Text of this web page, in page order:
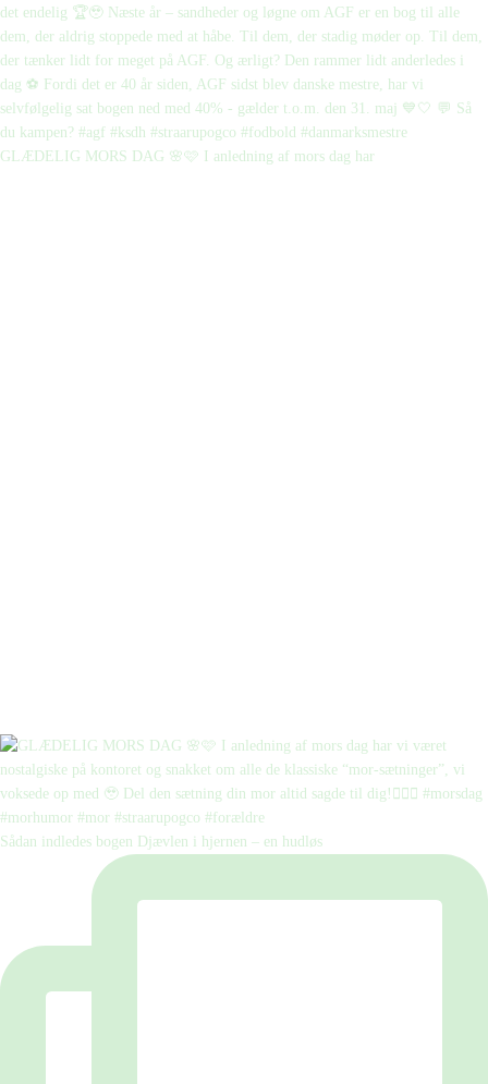
GLÆDELIG MORS DAG 🌸🩷 I anledning af mors dag har
Sådan indledes bogen Djævlen i hjernen – en hudløs